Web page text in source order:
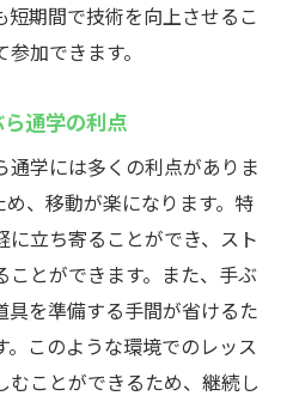
期間で技術を向上させるこ
加できます。
通学の利点
通学には多くの利点がありま
、移動が楽になります。特
に立ち寄ることができ、スト
ことができます。また、手ぶ
具を準備する手間が省けるた
このような環境でのレッス
むことができるため、継続し